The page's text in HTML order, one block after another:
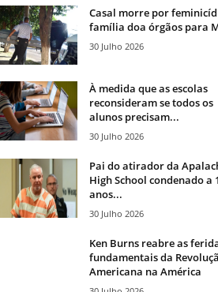
Casal morre por
família doa órgãos para
30 Julho 2026
À medida que as escolas
reconsideram se todos os
alunos precisam...
30 Julho 2026
Pai do atirador da
High School condenado a
anos...
30 Julho 2026
Ken Burns reabre as
fundamentais da
Americana na América